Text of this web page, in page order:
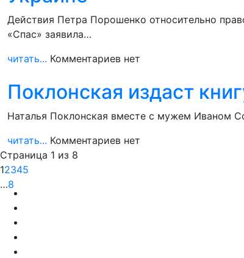
Действия Петра Порошенко относительно
«Спас» заявила…
читать... Комментариев нет
Поклонская издаст
Наталья Поклонская вместе с мужем Иваном
читать... Комментариев нет
Страница 1 из 8
12345
…8